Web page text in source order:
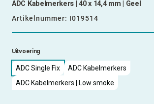
ADC Kabelmerkers | 40 x 14,4 mm | Geel
Artikelnummer: I019514
Uitvoering
ADC Single Fix
ADC Kabelmerkers
ADC Kabelmerkers | Low smoke